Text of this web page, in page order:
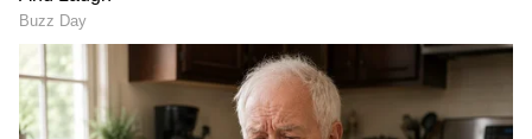
ಜೊಹೊರ್‌(ಮಲೇಷ್ಯಾ): ಏಷ್ಯನ್‌ ಡಬಲ್ಸ್‌ ಸ್ಕ್ವಾಶ್‌
ಚಾಂಪಿಯನ್‌ಶಿಪ್‌ ಗುರುವಾರದಿಂದ ಇಲ್ಲಿ ಆರಂಭಗೊಳ್ಳಲಿದೆ.
ಅಭಯ್‌ ಸಿಂಗ್ ಹಾಗೂ ವೆಲವನ್‌ ಸೆಂಥಿಲ್‌ಕುಮಾರ್‌
ಪುರುಷರ ಡಬಲ್ಸ್‌ನಲ್ಲಿ ಸ್ಪರ್ಧಿಸಲಿದ್ದಾರೆ. ಅಭಯ್‌ ಮಿಶ್ರ